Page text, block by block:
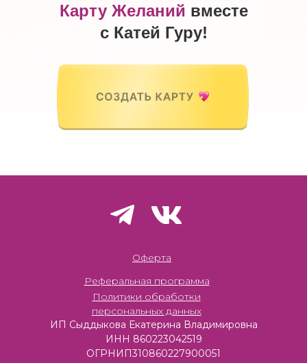
Карту Желаний вместе
с Катей Гуру!
Политики обработки
персональных данных
Реферальная программа
Оферта
ИП Сыддыкова Екатерина Владимировна
ИНН 860223042519
ОГРНИП310860227900051